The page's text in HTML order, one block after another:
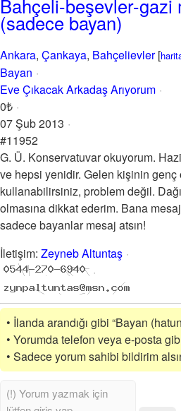
Bahçeli-beşevler-gazi
(sadece bayan)
Ankara, Çankaya, Bahçelievler[
Bayan
Eve Çıkacak Arkadaş Arıyorum
0₺
07 Şub 2013
#11952
G. Ü. Konservatuvar okuyorum.
ve hepsi yenidir. Gelen kişinin genç
kullanabilirsiniz, problem değil.
olmasına dikkat ederim. Bana
sadece bayanlar mesaj atsın!
İletişim: Zeyneb Altuntaş
• İlanda arandığı gibi “Bayan
• Yorumda telefon veya e-posta
• Sadece yorum sahibi bildirim